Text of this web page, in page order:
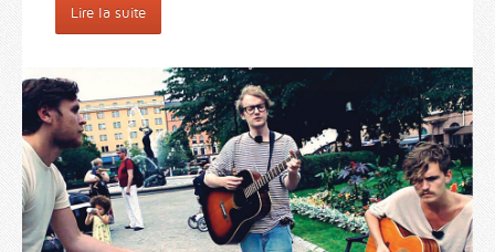
Lire la suite